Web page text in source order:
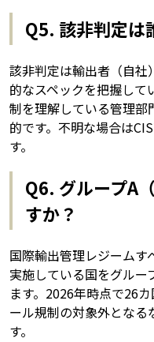
Q5. 該非判定は
該非判定は輸出者（自社
的なスペックを把握して
制を理解している管理
的です。不明な場合は
す。
Q6. グループA
すか？
国際輸出管理レジームす
実施している国をグルー
ます。2026年時点で26
ール規制の対象外となる
す。